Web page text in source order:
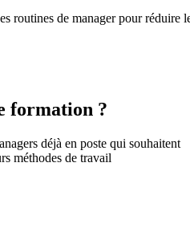
routines de manager pour réduire
formation ?
déjà en poste qui souhaitent
méthodes de travail